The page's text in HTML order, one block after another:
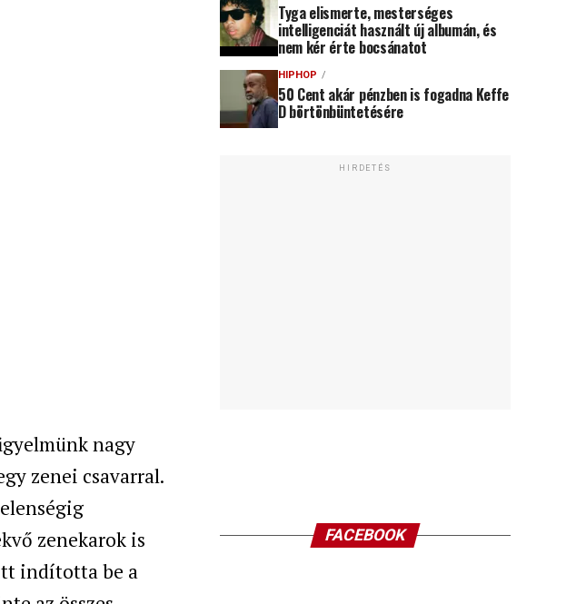
nagy
zenei csavarral.
zenekarok is
indította be a
Tyga elismerte, mesterséges
intelligenciát használt új albumán, és
nem kér érte bocsánatot
HIPHOP
50 Cent akár pénzben is fogadna Keffe
D börtönbüntetésére
HIRDETÉS
FACEBOOK